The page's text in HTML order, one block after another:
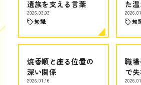
遺族を支える言葉
2026.03.03
知識
た
知
焼香順と座る位置の
深い関係
2026.01.16
職
で